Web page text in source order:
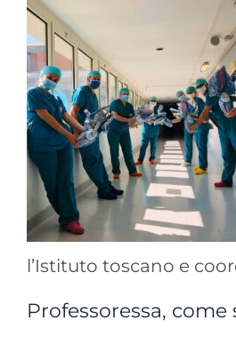
l’Istituto toscano e
Professoressa,